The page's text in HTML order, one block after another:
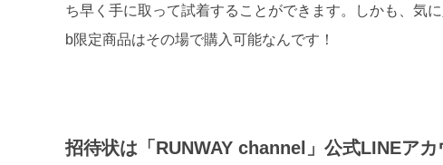
ち早く手に取って試着することができます。しかも、気
b限定商品はその場で購入可能なんです！
招待状は「RUNWAY channel」公式LINEアカ